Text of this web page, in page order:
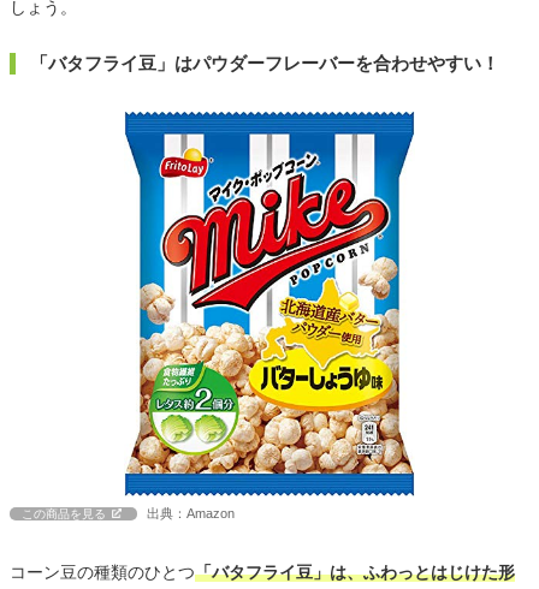
しょう。
「バタフライ豆」はパウダーフレーバーを合わせやすい！
この商品を見る 出典：Amazon
コーン豆の種類のひとつ「バタフライ豆」は、ふわっとはじけた形